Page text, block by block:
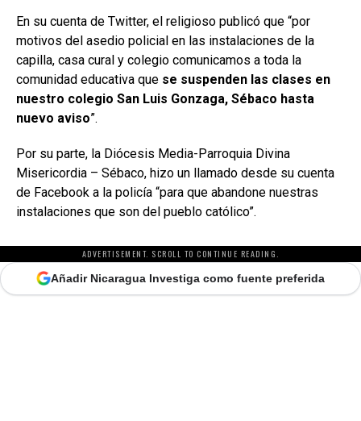
En su cuenta de Twitter, el religioso publicó que “por
motivos del asedio policial en las instalaciones de la
capilla, casa cural y colegio comunicamos a toda la
comunidad educativa que se suspenden las clases en
nuestro colegio San Luis Gonzaga, Sébaco hasta
nuevo aviso”.
Por su parte, la Diócesis Media-Parroquia Divina
Misericordia – Sébaco, hizo un llamado desde su cuenta
de Facebook a la policía “para que abandone nuestras
instalaciones que son del pueblo católico”.
ADVERTISEMENT. SCROLL TO CONTINUE READING.
Añadir Nicaragua Investiga como fuente preferida